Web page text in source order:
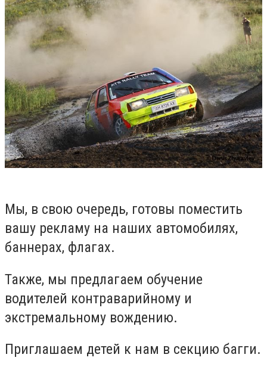
Мы, в свою очередь, готовы поместить
вашу рекламу на наших автомобилях,
баннерах, флагах.
Также, мы предлагаем обучение
водителей контраварийному и
экстремальному вождению.
Приглашаем детей к нам в секцию багги.